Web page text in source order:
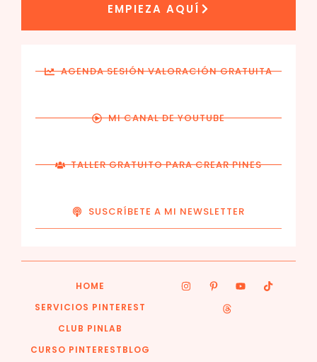
EMPIEZA AQUÍ
AGENDA SESIÓN VALORACIÓN GRATUITA
MI CANAL DE YOUTUBE
TALLER GRATUITO PARA CREAR PINES
SUSCRÍBETE A MI NEWSLETTER
HOME
SERVICIOS PINTEREST
CLUB PINLAB
CURSO PINTERESTBLOG